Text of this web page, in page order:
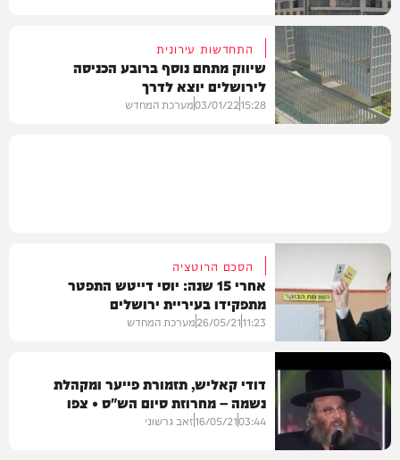
מקומי
התחדשות עירונית
שיווק מתחם נוסף ברובע הכניסה
לירושלים יוצא לדרך
15:28
03/01/22מערכת המחדש
פוליטי
הסכם הרוטציה
אחרי 15 שנה: יוסי דייטש התפטר
מתפקידו בעיריית ירושלים
11:23
26/05/21מערכת המחדש
דודי קאליש, תזמורת פייער ומקהלת
נשמה – מחרוזת סיום הש"ס • צפו
03:44
16/05/21זאב גרשוני